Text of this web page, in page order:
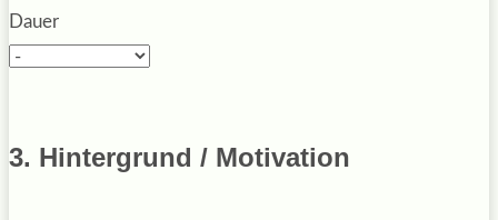
Dauer
3. Hintergrund / Motivation